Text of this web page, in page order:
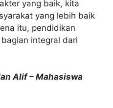
yang baik, kita
yang lebih baik
itu, pendidikan
integral dari
Alif – Mahasiswa